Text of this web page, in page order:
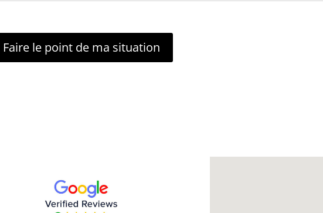
Faire le point de ma situation